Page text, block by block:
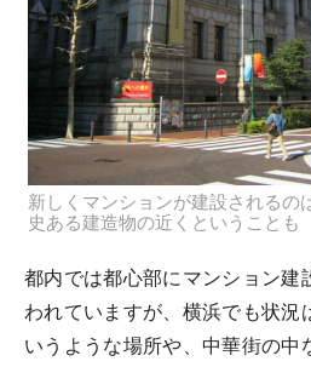
新しくマンションが建設されるの
史ある建造物の近くということも
都内では都心部にマンション建
われていますが、横浜でも状況
いうような場所や、中華街の中